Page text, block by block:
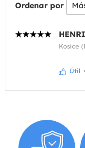
Ordenar por
Kosice
Útil